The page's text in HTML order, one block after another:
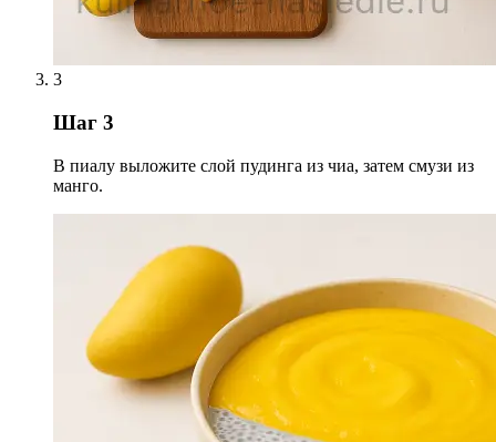
3
Шаг 3
В пиалу выложите слой пудинга из чиа, затем смузи из
манго.